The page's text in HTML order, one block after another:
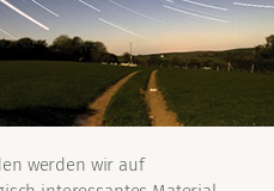
werden wir auf